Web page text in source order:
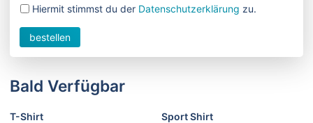
Hiermit stimmst du der Datenschutzerklärung zu.
bestellen
Bald Verfügbar
T-Shirt
Sport Shirt